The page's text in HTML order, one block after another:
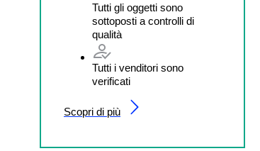
Tutti gli oggetti sono
sottoposti a controlli di
qualità
Tutti i venditori sono
verificati
Scopri di più